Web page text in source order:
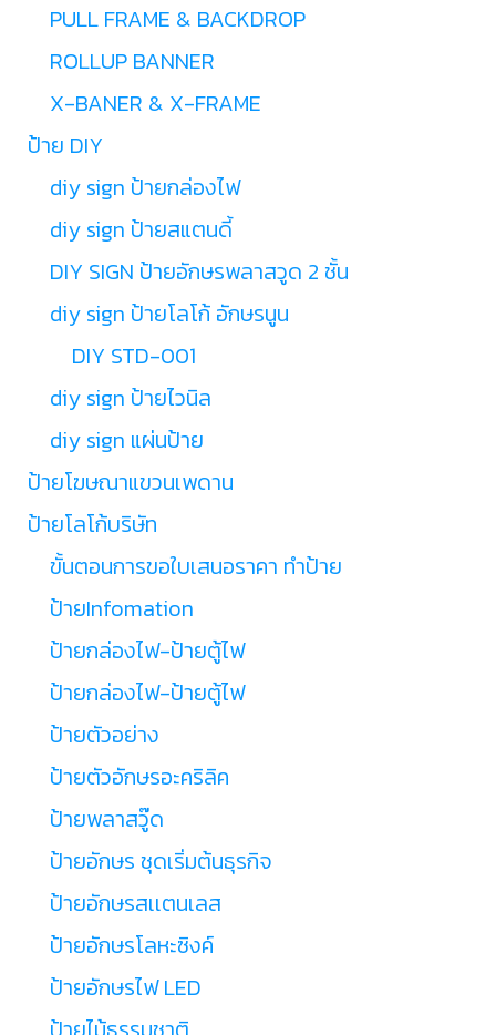
PULL FRAME & BACKDROP
ROLLUP BANNER
X-BANER & X-FRAME
ป้าย DIY
diy sign ป้ายกล่องไฟ
diy sign ป้ายสแตนดี้
DIY SIGN ป้ายอักษรพลาสวูด 2 ชั้น
diy sign ป้ายโลโก้ อักษรนูน
DIY STD-001
diy sign ป้ายไวนิล
diy sign แผ่นป้าย
ป้ายโฆษณาแขวนเพดาน
ป้ายโลโก้บริษัท
ขั้นตอนการขอใบเสนอราคา ทำป้าย
ป้ายInfomation
ป้ายกล่องไฟ-ป้ายตู้ไฟ
ป้ายกล่องไฟ-ป้ายตู้ไฟ
ป้ายตัวอย่าง
ป้ายตัวอักษรอะคริลิค
ป้ายพลาสวู๊ด
ป้ายอักษร ชุดเริ่มต้นธุรกิจ
ป้ายอักษรสเเตนเลส
ป้ายอักษรโลหะซิงค์
ป้ายอักษรไฟ LED